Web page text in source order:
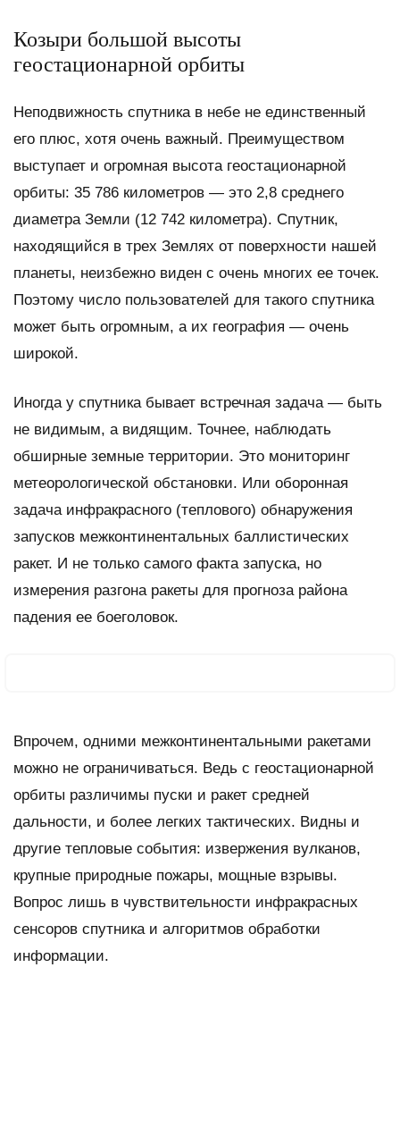
Козыри большой высоты
геостационарной орбиты
Неподвижность спутника в небе не единственный
его плюс, хотя очень важный. Преимуществом
выступает и огромная высота геостационарной
орбиты: 35 786 километров — это 2,8 среднего
диаметра Земли (12 742 километра). Спутник,
находящийся в трех Землях от поверхности нашей
планеты, неизбежно виден с очень многих ее точек.
Поэтому число пользователей для такого спутника
может быть огромным, а их география — очень
широкой.
Иногда у спутника бывает встречная задача — быть
не видимым, а видящим. Точнее, наблюдать
обширные земные территории. Это мониторинг
метеорологической обстановки. Или оборонная
задача инфракрасного (теплового) обнаружения
запусков межконтинентальных баллистических
ракет. И не только самого факта запуска, но
измерения разгона ракеты для прогноза района
падения ее боеголовок.
Впрочем, одними межконтинентальными ракетами
можно не ограничиваться. Ведь с геостационарной
орбиты различимы пуски и ракет средней
дальности, и более легких тактических. Видны и
другие тепловые события: извержения вулканов,
крупные природные пожары, мощные взрывы.
Вопрос лишь в чувствительности инфракрасных
сенсоров спутника и алгоритмов обработки
информации.